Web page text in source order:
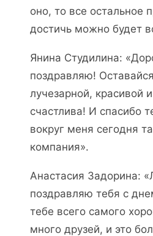
оно, то все остальное
достичь можно будет
Янина Студилина:
поздравляю!
лучезарной, красивой
счастлива! И спасибо
вокруг меня сегодня
компания».
Анастасия Задорина:
поздравляю тебя с
тебе всего самого
много друзей, и это